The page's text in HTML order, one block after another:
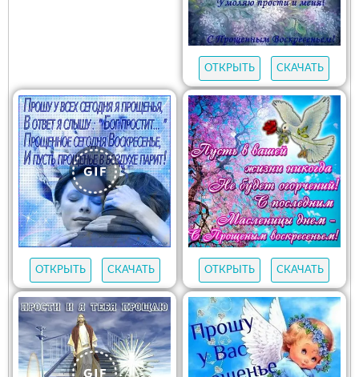
ОТКРЫТЬ СКАЧАТЬ
ОТКРЫТЬ СКАЧАТЬ ОТКРЫТЬ СКАЧАТЬ